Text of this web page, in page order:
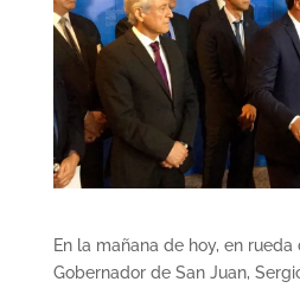
En la mañana de hoy, en rueda
Gobernador de San Juan,